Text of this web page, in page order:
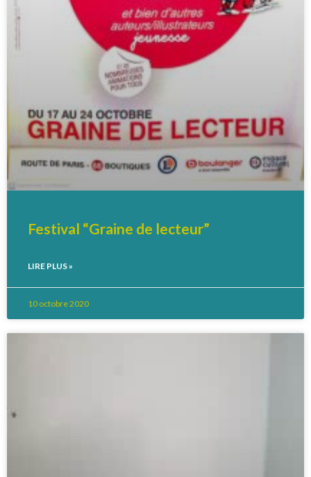
Festival “Graine de lecteur”
LIRE PLUS »
10 octobre 2020